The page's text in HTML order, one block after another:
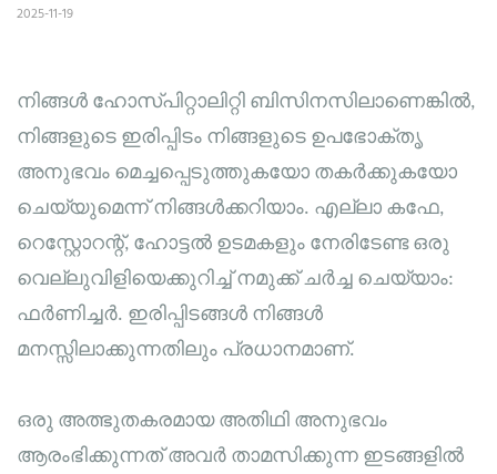
2025-11-19
നിങ്ങൾ ഹോസ്പിറ്റാലിറ്റി ബിസിനസിലാണെങ്കിൽ,
നിങ്ങളുടെ ഇരിപ്പിടം നിങ്ങളുടെ ഉപഭോക്തൃ
അനുഭവം മെച്ചപ്പെടുത്തുകയോ തകർക്കുകയോ
ചെയ്യുമെന്ന് നിങ്ങൾക്കറിയാം. എല്ലാ കഫേ,
റെസ്റ്റോറന്റ്, ഹോട്ടൽ ഉടമകളും നേരിടേണ്ട ഒരു
വെല്ലുവിളിയെക്കുറിച്ച് നമുക്ക് ചർച്ച ചെയ്യാം:
ഫർണിച്ചർ. ഇരിപ്പിടങ്ങൾ നിങ്ങൾ
മനസ്സിലാക്കുന്നതിലും പ്രധാനമാണ്.
ഒരു അത്ഭുതകരമായ അതിഥി അനുഭവം
ആരംഭിക്കുന്നത് അവർ താമസിക്കുന്ന ഇടങ്ങളിൽ